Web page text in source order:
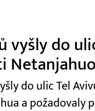
vyšly do
do ulic Tel
a požadovaly